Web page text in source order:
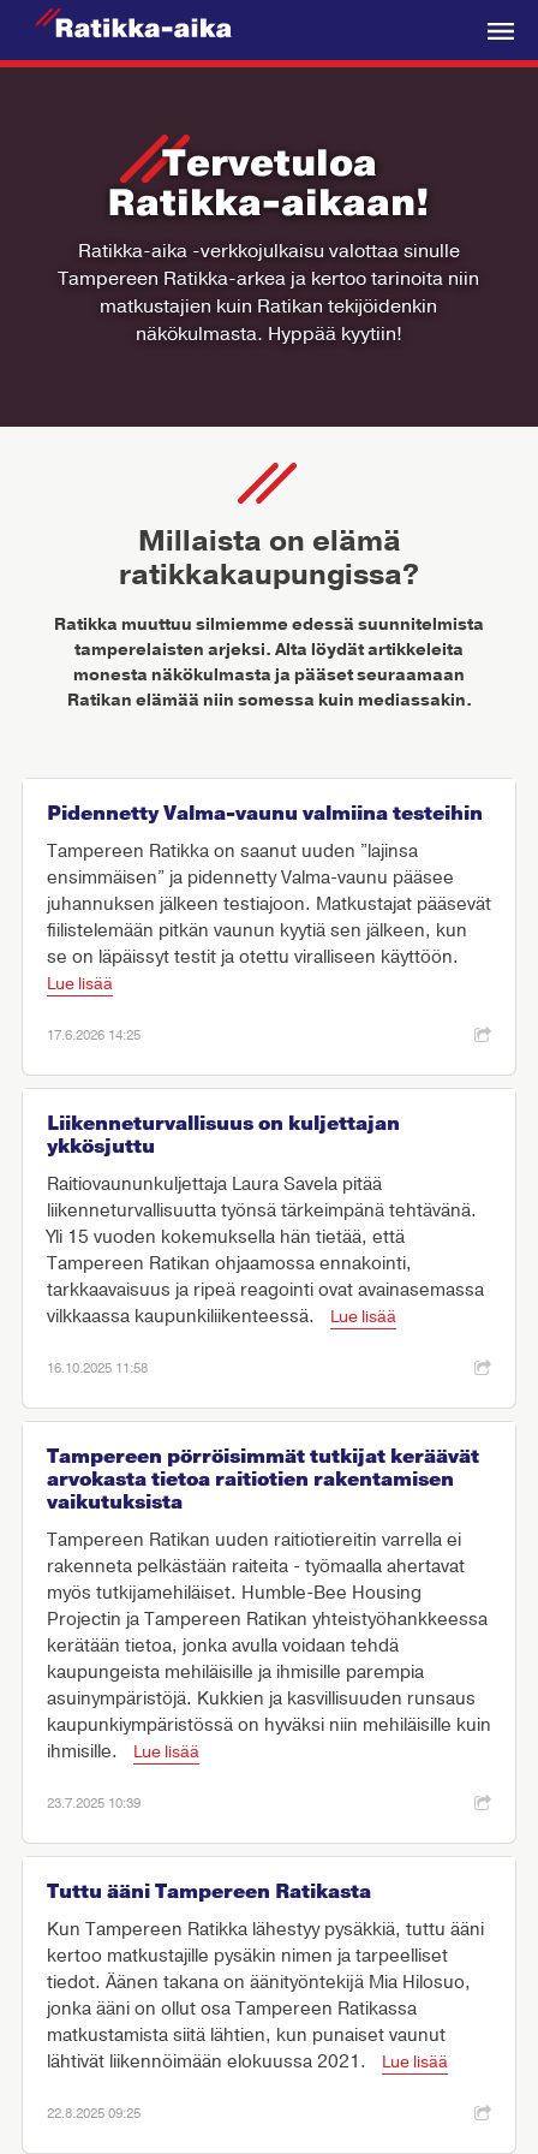
a
k
k
a
-
A
i
V
Tervetuloa
Ratikka-aikaan!
Ratikka-aika -verkkojulkaisu valottaa sinulle
Tampereen Ratikka-arkea ja kertoo tarinoita niin
matkustajien kuin Ratikan tekijöidenkin
näkökulmasta. Hyppää kyytiin!
Millaista on elämä
ratikkakaupungissa?
Ratikka muuttuu silmiemme edessä suunnitelmista
tamperelaisten arjeksi. Alta löydät artikkeleita
monesta näkökulmasta ja pääset seuraamaan
Ratikan elämää niin somessa kuin mediassakin.
Pidennetty Valma-vaunu valmiina testeihin
Tampereen Ratikka on saanut uuden ”lajinsa
ensimmäisen” ja pidennetty Valma-vaunu pääsee
juhannuksen jälkeen testiajoon. Matkustajat pääsevät
fiilistelemään pitkän vaunun kyytiä sen jälkeen, kun
se on läpäissyt testit ja otettu viralliseen käyttöön.
Lue lisää
17.6.2026 14:25
Liikenneturvallisuus on kuljettajan
ykkösjuttu
Raitiovaununkuljettaja Laura Savela pitää
liikenneturvallisuutta työnsä tärkeimpänä tehtävänä.
Yli 15 vuoden kokemuksella hän tietää, että
Tampereen Ratikan ohjaamossa ennakointi,
tarkkaavaisuus ja ripeä reagointi ovat avainasemassa
vilkkaassa kaupunkiliikenteessä.
Lue lisää
16.10.2025 11:58
Tampereen pörröisimmät tutkijat keräävät
arvokasta tietoa raitiotien rakentamisen
vaikutuksista
Tampereen Ratikan uuden raitiotiereitin varrella ei
rakenneta pelkästään raiteita - työmaalla ahertavat
myös tutkijamehiläiset. Humble-Bee Housing
Projectin ja Tampereen Ratikan yhteistyöhankkeessa
kerätään tietoa, jonka avulla voidaan tehdä
kaupungeista mehiläisille ja ihmisille parempia
asuinympäristöjä. Kukkien ja kasvillisuuden runsaus
kaupunkiympäristössä on hyväksi niin mehiläisille kuin
ihmisille.
Lue lisää
23.7.2025 10:39
Tuttu ääni Tampereen Ratikasta
Kun Tampereen Ratikka lähestyy pysäkkiä, tuttu ääni
kertoo matkustajille pysäkin nimen ja tarpeelliset
tiedot. Äänen takana on äänityöntekijä Mia Hilosuo,
jonka ääni on ollut osa Tampereen Ratikassa
matkustamista siitä lähtien, kun punaiset vaunut
lähtivät liikennöimään elokuussa 2021.
Lue lisää
22.8.2025 09:25